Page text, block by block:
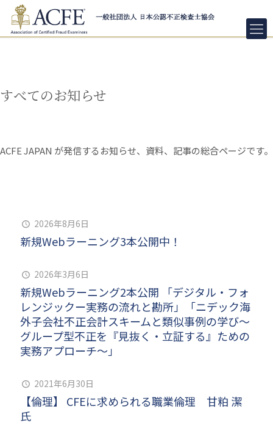
すべてのお知らせ
ACFE JAPAN が発信するお知らせ、資料、記事の総合ページです。
2026年8月6日
新規Webラーニング3本公開中！
2026年3月6日
新規Webラーニング2本公開 「デジタル・フォ
レンジックー実務の流れと勘所」「ニデック海
外子会社不正会計スキームと類似事例の学び～
グループ型不正を『見抜く・立証する』ための
実務アプローチ～」
2021年6月30日
【倫理】 CFEに求められる職業倫理 甘粕 潔
氏